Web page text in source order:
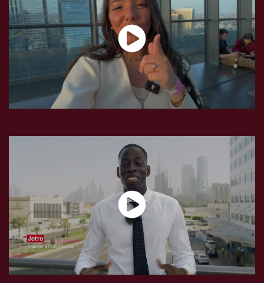
Mobilité internationale à Dubaï avec l'ESG Finance